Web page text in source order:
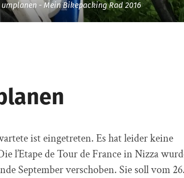
- Mein Bikepacking Rad 2016
ist eingetreten. Es hat leider keine
l’Etape de Tour de France in Nizza
September verschoben. Sie soll vom